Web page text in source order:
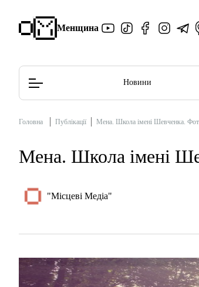
Менщина
Редакційна політика
Новини
Головна Публікації Мена. Школа імені Шевченка.
Мена. Школа імені
"Місцеві Медіа"